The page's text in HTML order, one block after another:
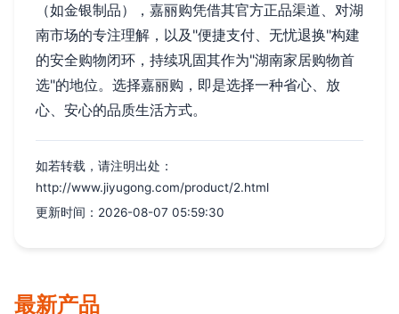
（如金银制品），嘉丽购凭借其官方正品渠道、对湖
南市场的专注理解，以及"便捷支付、无忧退换"构建
的安全购物闭环，持续巩固其作为"湖南家居购物首
选"的地位。选择嘉丽购，即是选择一种省心、放
心、安心的品质生活方式。
如若转载，请注明出处：
http://www.jiyugong.com/product/2.html
更新时间：2026-08-07 05:59:30
最新产品